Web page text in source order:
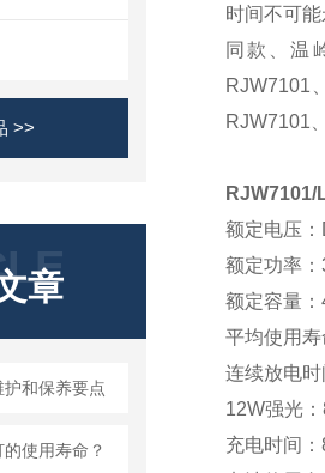
>>
章
和保养要点
使用寿命？
时间不可
同款
、温
RJW7101
RJW7101
RJW7101/
额定电压：
额定功率：
额定容量：
平均使用寿
连续放电时
12W强光：
充电时间：